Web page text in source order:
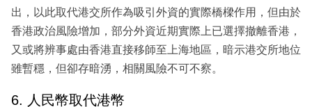
出，以此取代港交所作為吸引外資的實際橋樑作用，但由於
香港政治風險增加，部分外資近期實際上已選擇撤離香港，
又或將辨事處由香港直接移師至上海地區，暗示港交所地位
雖暫穩，但卻存暗湧，相關風險不可不察。
6. 人民幣取代港幣